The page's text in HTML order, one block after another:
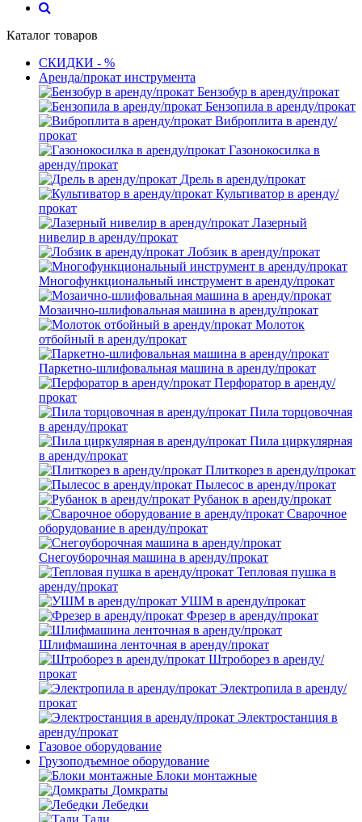
Каталог товаров
СКИДКИ - %
Аренда/прокат инструмента
Бензобур в аренду/прокат
Бензопила в аренду/прокат
Виброплита в аренду/
прокат
Газонокосилка в
аренду/прокат
Дрель в аренду/прокат
Культиватор в аренду/
прокат
Лазерный
нивелир в аренду/прокат
Лобзик в аренду/прокат
Многофункциональный инструмент в аренду/прокат
Мозаично-шлифовальная машина в аренду/прокат
Молоток
отбойный в аренду/прокат
Паркетно-шлифовальная машина в аренду/прокат
Перфоратор в аренду/
прокат
Пила торцовочная
в аренду/прокат
Пила циркулярная
в аренду/прокат
Плиткорез в аренду/прокат
Пылесос в аренду/прокат
Рубанок в аренду/прокат
Сварочное
оборудование в аренду/прокат
Снегоуборочная машина в аренду/прокат
Тепловая пушка в
аренду/прокат
УШМ в аренду/прокат
Фрезер в аренду/прокат
Шлифмашина ленточная в аренду/прокат
Штроборез в аренду/
прокат
Электропила в аренду/
прокат
Электростанция в
аренду/прокат
Газовое оборудование
Грузоподъемное оборудование
Блоки монтажные
Домкраты
Лебедки
Тали